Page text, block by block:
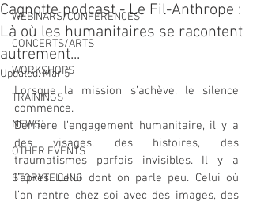
WEBINARS/CONFERENCES
CONCERTS/ARTS
WORKSHOPS
TRAININGS
NEWS
OTHER EVENTS
STORYTELLING
Cagnotte podcast - Le Fil-Anthrope :
Là où les humanitaires se racontent
autrement...
Updated:Mar 5
Lorsque la mission s’achève, le silence
commence.
Derrière l’engagement humanitaire, il y a
des visages, des histoires, des
traumatismes parfois invisibles. Il y a
l’après. Celui dont on parle peu. Celui où
l’on rentre chez soi avec des images, des